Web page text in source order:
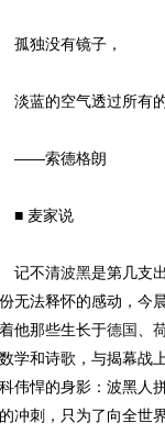
独没有镜子，
蓝的空气透过所有的
索德格朗
麦家说
不清波黑是第几支
无法释怀的感动，今
他那些生长于德国
学和诗歌，与揭幕战
伟悍的身影：波黑人
冲刺，只为了向全世